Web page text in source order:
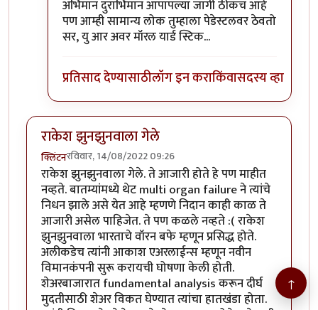
अभिमान दुराभिमान आपापल्या जागी ठीकच आहे
पण आम्ही सामान्य लोक तुम्हाला पेडेस्टलवर ठेवतो
सर, यु आर अवर मॉरल यार्ड स्टिक...
प्रतिसाद देण्यासाठीलॉग इन कराकिंवासदस्य व्हा
राकेश झुनझुनवाला गेले
क्लिंटनरविवार, 14/08/2022 09:26
राकेश झुनझुनवाला गेले. ते आजारी होते हे पण माहीत
नव्हते. बातम्यांमध्ये थेट multi organ failure ने त्यांचे
निधन झाले असे येत आहे म्हणणे निदान काही काळ ते
आजारी असेल पाहिजेत. ते पण कळले नव्हते :( राकेश
झुनझुनवाला भारताचे वॉरन बफे म्हणून प्रसिद्ध होते.
अलीकडेच त्यांनी आकाश एअरलाईन्स म्हणून नवीन
विमानकंपनी सुरू करायची घोषणा केली होती.
शेअरबाजारात fundamental analysis करून दीर्घ
मुदतीसाठी शेअर विकत घेण्यात त्यांचा हातखंडा होता.
↑